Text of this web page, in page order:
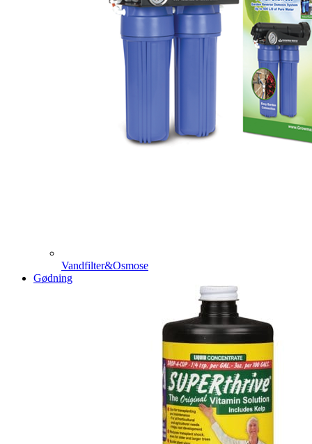
Vandfilter&Osmose
Gødning